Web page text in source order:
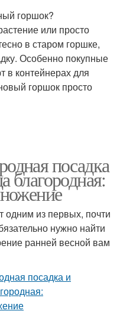
горшок?
или просто
в старом горшке,
Особенно покупные
в контейнерах для
горшок просто
посадка
благородная:
одним из первых, почти
нужно найти
ранней весной вам